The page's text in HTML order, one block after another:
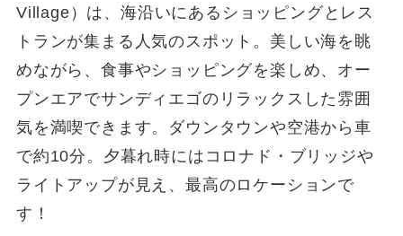
Village）は、海沿いにあるショッピングとレス
トランが集まる人気のスポット。美しい海を眺
めながら、食事やショッピングを楽しめ、オー
プンエアでサンディエゴのリラックスした雰囲
気を満喫できます。ダウンタウンや空港から車
で約10分。夕暮れ時にはコロナド・ブリッジや
ライトアップが見え、最高のロケーションで
す！